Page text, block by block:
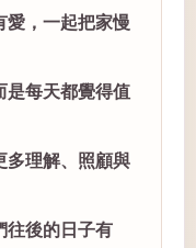
愛，一起把家慢
是每天都覺得值
多理解、照顧與
往後的日子有